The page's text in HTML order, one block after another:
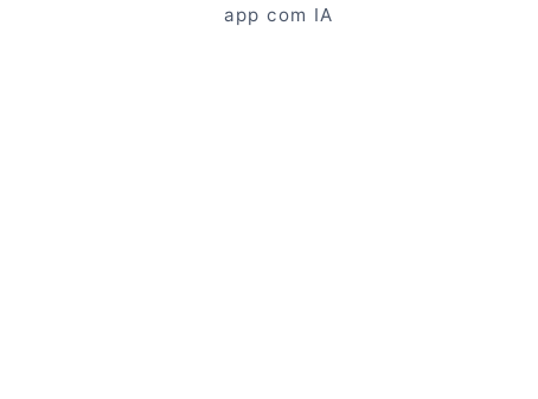
app com IA